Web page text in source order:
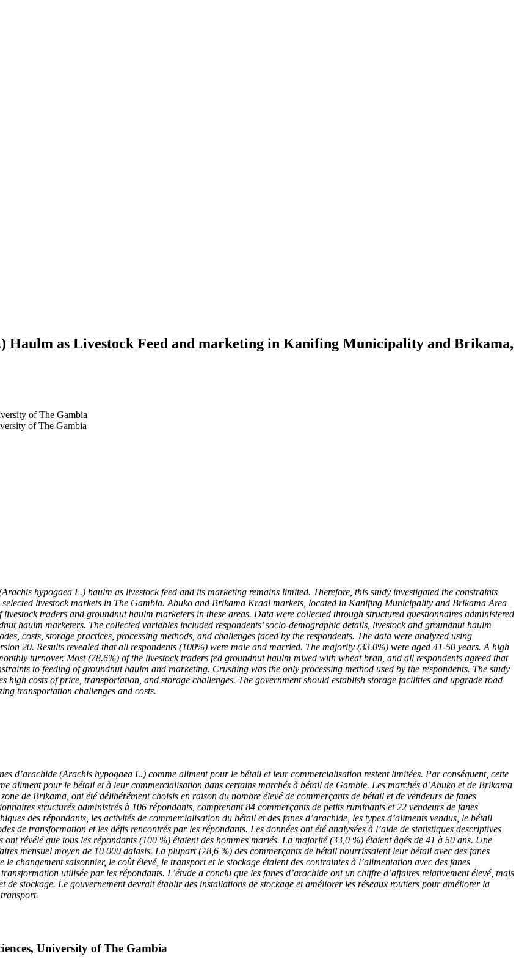
Haulm as Livestock Feed and marketing in Kanifing Municipality and Brikama,
of The Gambia
of The Gambia
hypogaea L.) haulm as livestock feed and its marketing remains limited. Therefore, this study investigated the constraints
livestock markets in The Gambia. Abuko and Brikama Kraal markets, located in Kanifing Municipality and Brikama Area
traders and groundnut haulm marketers in these areas. Data were collected through structured questionnaires administered
haulm marketers. The collected variables included respondents’ socio-demographic details, livestock and groundnut haulm
costs, storage practices, processing methods, and challenges faced by the respondents. The data were analyzed using
20. Results revealed that all respondents (100%) were male and married. The majority (33.0%) were aged 41-50 years. A high
turnover. Most (78.6%) of the livestock traders fed groundnut haulm mixed with wheat bran, and all respondents agreed that
to feeding of groundnut haulm and marketing. Crushing was the only processing method used by the respondents. The study
high costs of price, transportation, and storage challenges. The government should establish storage facilities and upgrade road
transportation challenges and costs.
d’arachide (Arachis hypogaea L.) comme aliment pour le bétail et leur commercialisation restent limitées. Par conséquent, cette
aliment pour le bétail et à leur commercialisation dans certains marchés à bétail de Gambie. Les marchés d’Abuko et de Brikama
de Brikama, ont été délibérément choisis en raison du nombre élevé de commerçants de bétail et de vendeurs de fanes
structurés administrés à 106 répondants, comprenant 84 commerçants de petits ruminants et 22 vendeurs de fanes
des répondants, les activités de commercialisation du bétail et des fanes d’arachide, les types d’aliments vendus, le bétail
de transformation et les défis rencontrés par les répondants. Les données ont été analysées à l’aide de statistiques descriptives
révélé que tous les répondants (100 %) étaient des hommes mariés. La majorité (33,0 %) étaient âgés de 41 à 50 ans. Une
mensuel moyen de 10 000 dalasis. La plupart (78,6 %) des commerçants de bétail nourrissaient leur bétail avec des fanes
changement saisonnier, le coût élevé, le transport et le stockage étaient des contraintes à l’alimentation avec des fanes
utilisée par les répondants. L’étude a conclu que les fanes d’arachide ont un chiffre d’affaires relativement élevé, mais
de stockage. Le gouvernement devrait établir des installations de stockage et améliorer les réseaux routiers pour améliorer la
University of The Gambia